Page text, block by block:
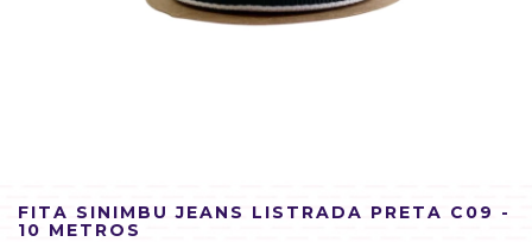
FITA SINIMBU JEANS LISTRADA PRETA C09 -
10 METROS